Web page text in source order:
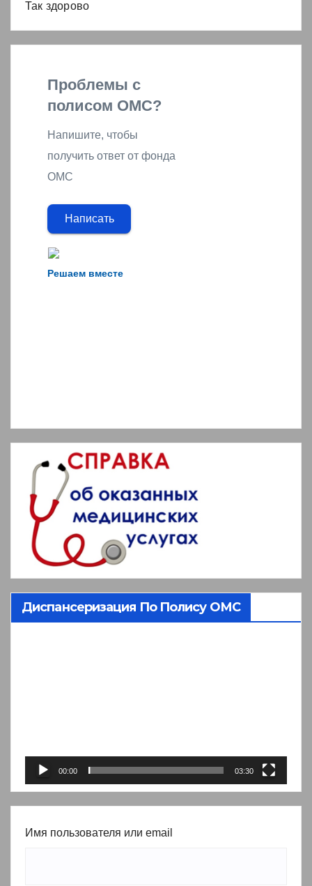
Так здорово
Решаем вместе
Проблемы с
полисом ОМС?
Напишите, чтобы
получить ответ от фонда
ОМС
Написать
Диспансеризация По Полису ОМС
00:00 03:30
Имя пользователя или email